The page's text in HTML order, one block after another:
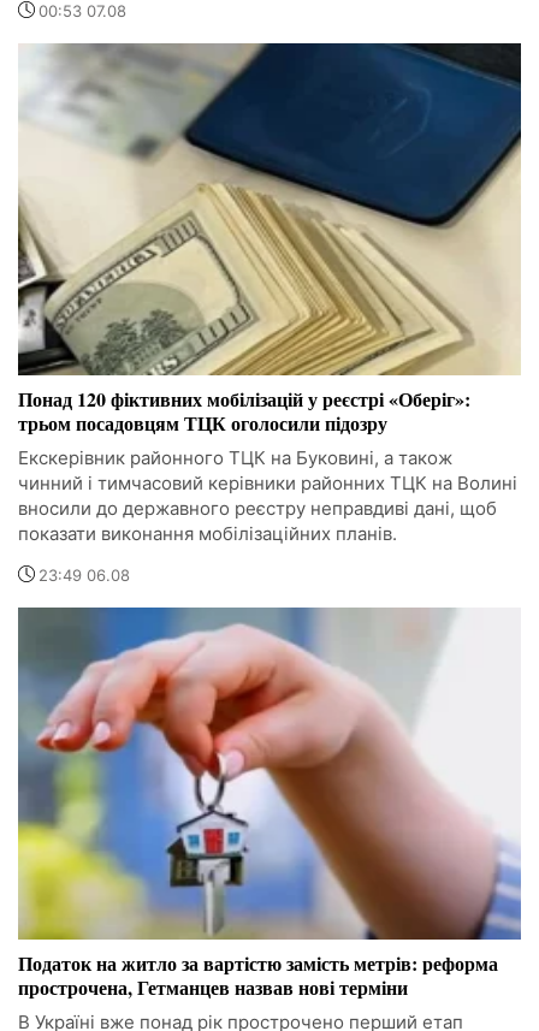
00:53 07.08
Понад 120 фіктивних мобілізацій у реєстрі «Оберіг»:
трьом посадовцям ТЦК оголосили підозру
Екскерівник районного ТЦК на Буковині, а також
чинний і тимчасовий керівники районних ТЦК на Волині
вносили до державного реєстру неправдиві дані, щоб
показати виконання мобілізаційних планів.
23:49 06.08
Податок на житло за вартістю замість метрів: реформа
прострочена, Гетманцев назвав нові терміни
В Україні вже понад рік прострочено перший етап